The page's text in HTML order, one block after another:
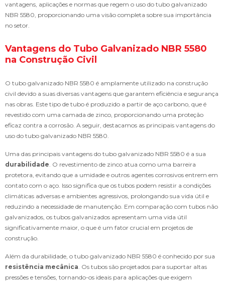
vantagens, aplicações e normas que regem o uso do tubo galvanizado
NBR 5580, proporcionando uma visão completa sobre sua importância
no setor.
Vantagens do Tubo Galvanizado NBR 5580
na Construção Civil
O tubo galvanizado NBR 5580 é amplamente utilizado na construção
civil devido a suas diversas vantagens que garantem eficiência e segurança
nas obras. Este tipo de tubo é produzido a partir de aço carbono, que é
revestido com uma camada de zinco, proporcionando uma proteção
eficaz contra a corrosão. A seguir, destacamos as principais vantagens do
uso do tubo galvanizado NBR 5580.
Uma das principais vantagens do tubo galvanizado NBR 5580 é a sua
durabilidade. O revestimento de zinco atua como uma barreira
protetora, evitando que a umidade e outros agentes corrosivos entrem em
contato com o aço. Isso significa que os tubos podem resistir a condições
climáticas adversas e ambientes agressivos, prolongando sua vida útil e
reduzindo a necessidade de manutenção. Em comparação com tubos não
galvanizados, os tubos galvanizados apresentam uma vida útil
significativamente maior, o que é um fator crucial em projetos de
construção.
Além da durabilidade, o tubo galvanizado NBR 5580 é conhecido por sua
resistência mecânica. Os tubos são projetados para suportar altas
pressões e tensões, tornando-os ideais para aplicações que exigem